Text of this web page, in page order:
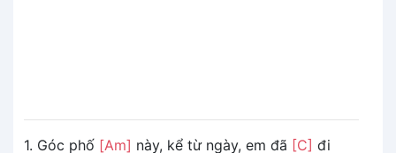
1. Góc phố [Am] này, kể từ ngày, em đã [C] đi